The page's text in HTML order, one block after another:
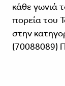
κάθε γωνιά
πορεία του
στην
(70088089)